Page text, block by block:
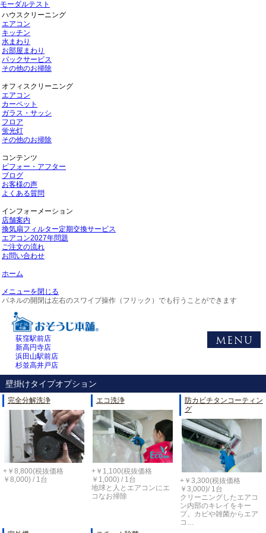
モーダルテスト
ハウスクリーニング
エアコン
キッチン
水まわり
お部屋まわり
パックサービス
その他のお掃除
オフィスクリーニング
エアコン
カーペット
ガラス・サッシ
フロア
蛍光灯
その他のお掃除
コンテンツ
ビフォー・アフター
ブログ
お客様の声
よくある質問
インフォーメーション
店舗案内
換気扇フィルター定期交換サービス
エアコン2027年問題
ご注文の流れ
お問い合わせ
ホーム
メニューを閉じる
パネルの開閉は左右のスワイプ操作（フリック）でも行うことができます
荻窪駅前店
新高円寺店
浜田山駅前店
杉並高井戸店
壁掛けタイプオプション
完全分解洗浄
+￥8,800(税抜価格
￥8,000) / 1台
エコ洗浄
+￥1,100(税抜価格
￥1,000) / 1台
地球と人とエアコンにエ
コなお掃除
防カビチタンコーティン
グ
+￥3,300(税抜価格
￥3,000)/ 1台
クリーニングしたエアコ
ン内部のキレイをキー
プ。カビや雑菌からエア
コ…